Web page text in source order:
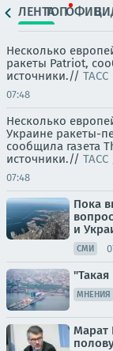
ЛЕНТАТОПОФИЦ.
Несколько
ракеты Patriot,
источники.// ТАСС
07:48
Несколько
Украине ракеты-
сообщила газета
источники.//
07:48
Пока
и
СМИ
МНЕНИЯ
Марат